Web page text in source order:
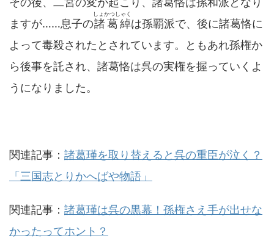
ますが……息子の諸葛綽
しょかつしゃく
は孫覇派で、後に諸葛恪に
よって毒殺されたとされています。ともあれ孫権か
ら後事を託され、諸葛恪は呉の実権を握っていくよ
うになりました。
関連記事： 諸葛瑾を取り替えると呉の重臣が泣く？
「三国志とりかへばや物語」
関連記事： 諸葛瑾は呉の黒幕！孫権さえ手が出せな
かったってホント？